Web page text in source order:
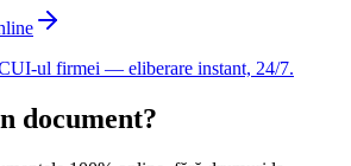
ul firmei — eliberare instant, 24/7.
document?